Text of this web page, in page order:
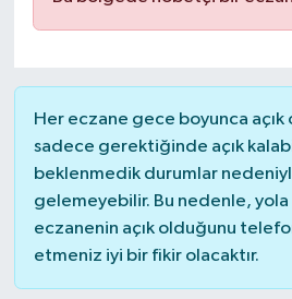
Her eczane gece boyunca açık
sadece gerektiğinde açık
beklenmedik durumlar
gelemeyebilir. Bu nedenle, yola
eczanenin açık olduğunu
etmeniz iyi bir fikir olacaktır.